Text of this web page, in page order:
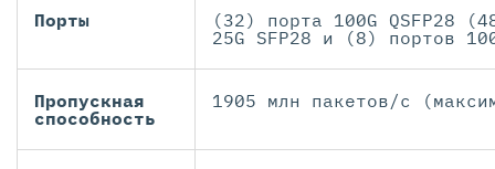
Порты
(32) порта 100G QSFP28
25G SFP28 и (8) портов
Пропускная
способность
1905 млн пакетов/с